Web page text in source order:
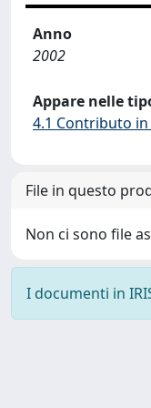
Anno
2002
Appare nelle
4.1 Contributo
File in questo
Non ci sono file
I documenti in